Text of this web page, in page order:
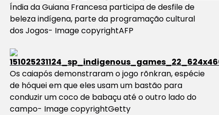
Índia da Guiana Francesa participa de desfile de
beleza indígena, parte da programação cultural
dos Jogos- Image copyrightAFP
Os caiapós demonstraram o jogo rõnkran, espécie
de hóquei em que eles usam um bastão para
conduzir um coco de babaçu até o outro lado do
campo- Image copyrightGetty